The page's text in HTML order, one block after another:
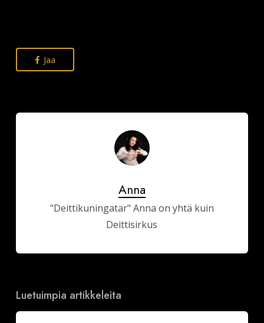
Jaa
Anna
"Deittikuningatar" Anna on yhtä kuin
Deittisirkus
Luetuimpia artikkeleita